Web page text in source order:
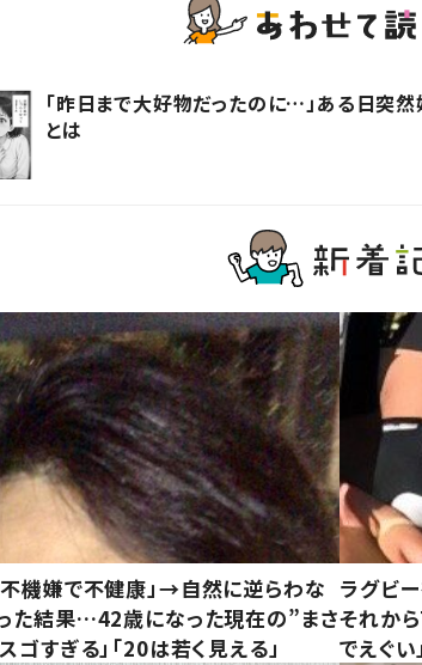
「昨日まで大好物だったのに…」ある日突
とは
機嫌で不健康」→自然に逆らわな
た結果…42歳になった現在の”まさ
ゴすぎる」「20は若く見える」
ラグビ
それか
でえぐい